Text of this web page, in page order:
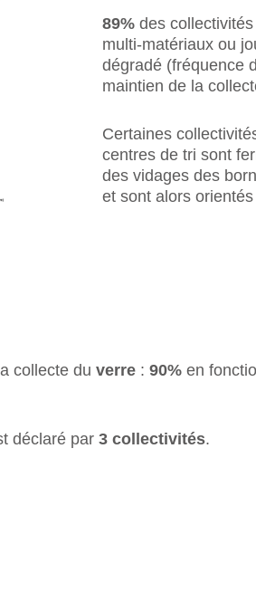
89%des collectivités
multi-matériaux ou
dégradé (fréquence
maintien de la
Certaines
centres de tri sont
des vidages des
et sont alors
collecte du verre : 90% en
déclaré par 3 collectivités.